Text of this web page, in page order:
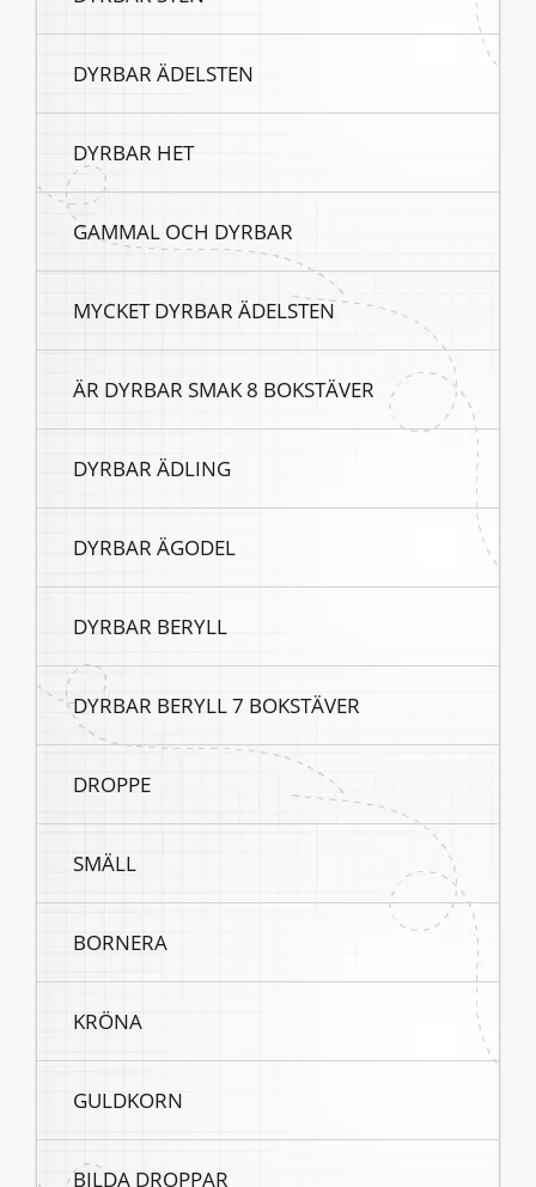
DYRBAR ÄDELSTEN
DYRBAR HET
GAMMAL OCH DYRBAR
MYCKET DYRBAR ÄDELSTEN
ÄR DYRBAR SMAK 8 BOKSTÄVER
DYRBAR ÄDLING
DYRBAR ÄGODEL
DYRBAR BERYLL
DYRBAR BERYLL 7 BOKSTÄVER
DROPPE
SMÄLL
BORNERA
KRÖNA
GULDKORN
BILDA DROPPAR